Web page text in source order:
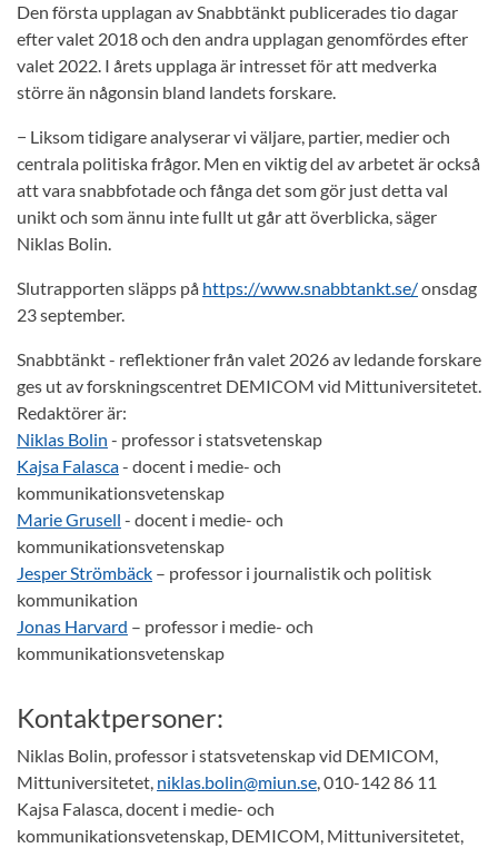
Den första upplagan av Snabbtänkt publicerades tio dagar
efter valet 2018 och den andra upplagan genomfördes efter
valet 2022. I årets upplaga är intresset för att medverka
större än någonsin bland landets forskare.
− Liksom tidigare analyserar vi väljare, partier, medier och
centrala politiska frågor. Men en viktig del av arbetet är också
att vara snabbfotade och fånga det som gör just detta val
unikt och som ännu inte fullt ut går att överblicka, säger
Niklas Bolin.
Slutrapporten släpps på https://www.snabbtankt.se/onsdag
23 september.
Snabbtänkt - reflektioner från valet 2026 av ledande forskare
ges ut av forskningscentret DEMICOM vid Mittuniversitetet.
Redaktörer är:
Niklas Bolin - professor i statsvetenskap
Kajsa Falasca- docent i medie- och
kommunikationsvetenskap
Marie Grusell - docent i medie- och
kommunikationsvetenskap
Jesper Strömbäck – professor i journalistik och politisk
kommunikation
Jonas Harvard – professor i medie- och
kommunikationsvetenskap
Kontaktpersoner:
Niklas Bolin, professor i statsvetenskap vid DEMICOM,
Mittuniversitetet, niklas.bolin@miun.se, 010-142 86 11
Kajsa Falasca, docent i medie- och
kommunikationsvetenskap, DEMICOM, Mittuniversitetet,